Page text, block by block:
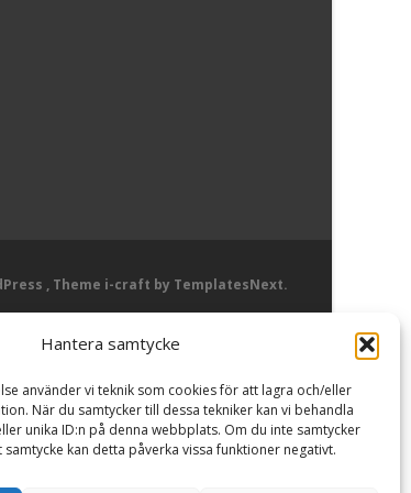
Hantera samtycke
använder vi teknik som cookies för att lagra och/eller
När du samtycker till dessa tekniker kan vi behandla
unika ID:n på denna webbplats. Om du inte samtycker
kan detta påverka vissa funktioner negativt.
, Theme i-craft by TemplatesNext.